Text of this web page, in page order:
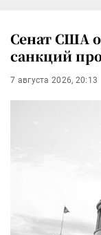
Сенат США
санкций
7 августа 2026, 20:13